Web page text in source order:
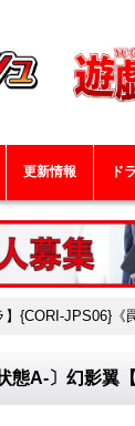
更新情報 ド
{CORI-JPS06}《
状態A-〕幻影翼